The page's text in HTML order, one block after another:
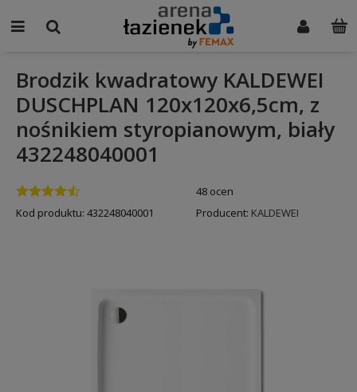
Brodzik kwadratowy KALDEWEI
DUSCHPLAN 120x120x6,5cm, z
nośnikiem styropianowym, biały
432248040001
48 ocen
Kod produktu: 432248040001 Producent: KALDEWEI